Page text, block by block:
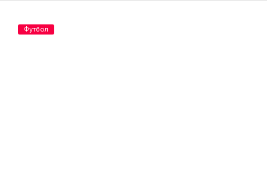
Футбол